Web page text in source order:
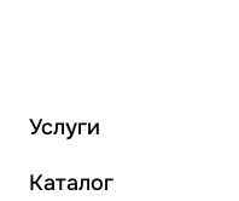
Услуги
Каталог